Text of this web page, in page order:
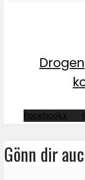
Drogen
FacebookX
Gönn dir